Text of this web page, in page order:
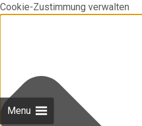
Cookie-Zustimmung verwalten
Menu